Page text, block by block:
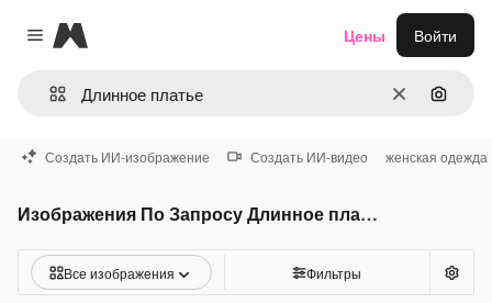
Close menu
Magnific
ОчиститьПоиск
Цены Войти
Создать ИИ-изображение Создать ИИ-видео женская одежда
Изображения По Запросу Длинное платье
Все изображения Фильтры